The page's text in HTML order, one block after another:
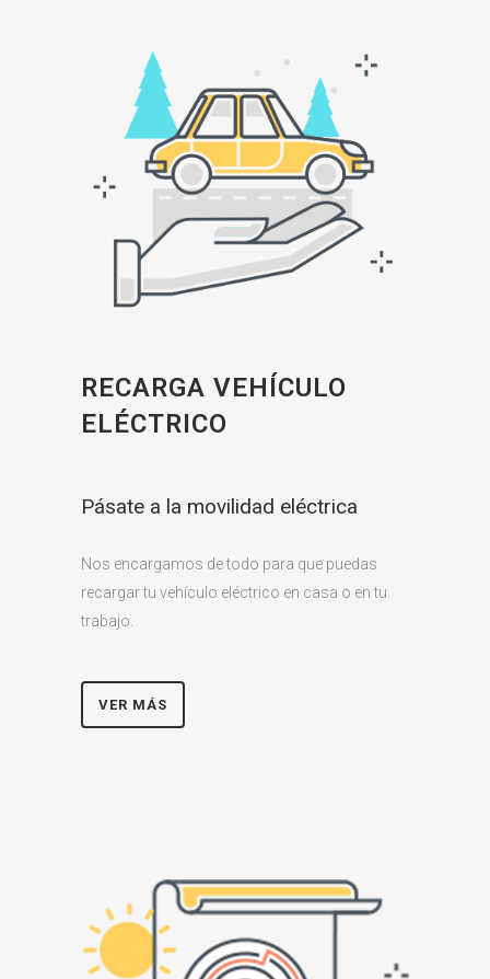
RECARGA VEHÍCULO
ELÉCTRICO
Pásate a la movilidad eléctrica
Nos encargamos de todo para que puedas
recargar tu vehículo eléctrico en casa o en tu
trabajo.
VER MÁS